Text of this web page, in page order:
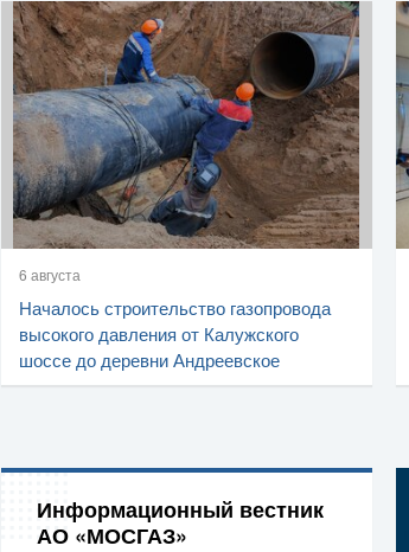
6 августа
Началось строительство газопровода
высокого давления от Калужского
шоссе до деревни Андреевское
Информационный вестник
АО «МОСГАЗ»